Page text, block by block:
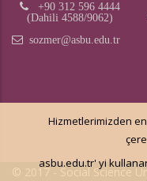
+90 312 596 4444
(Dahili 4588/9062)
sozmer@asbu.edu.tr
© 2017 - Social Science
Hizmetlerimizden
asbu.edu.tr' yi